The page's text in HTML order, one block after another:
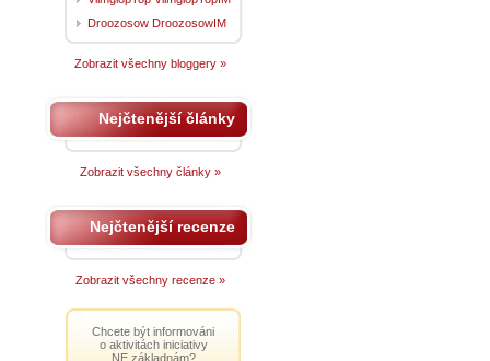
Droozosow DroozosowIM
Zobrazit všechny bloggery »
Nejčtenější články
Zobrazit všechny články »
Nejčtenější recenze
Zobrazit všechny recenze »
Chcete být informováni
o aktivitách iniciativy
NE základnám?